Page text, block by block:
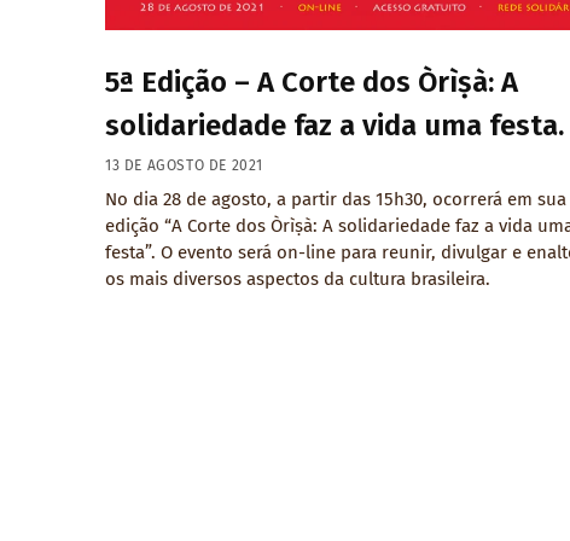
5ª Edição – A Corte dos Òrìṣà: A
solidariedade faz a vida uma festa.
13 DE AGOSTO DE 2021
No dia 28 de agosto, a partir das 15h30, ocorrerá em sua
edição “A Corte dos Òrìṣà: A solidariedade faz a vida
festa”. O evento será on-line para reunir, divulgar e
os mais diversos aspectos da cultura brasileira.